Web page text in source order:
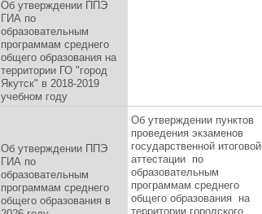
Об утверждении ППЭ
ГИА по
образовательным
программам среднего
общего образования на
территории ГО "город
Якутск" в 2018-2019
учебном году
Об утверждении ППЭ
ГИА по
образовательным
программам среднего
общего образования в
Об утверждении пунктов
проведения экзаменов
государственной итоговой
аттестации по
образовательным
программам среднего
общего образования на
территории городского